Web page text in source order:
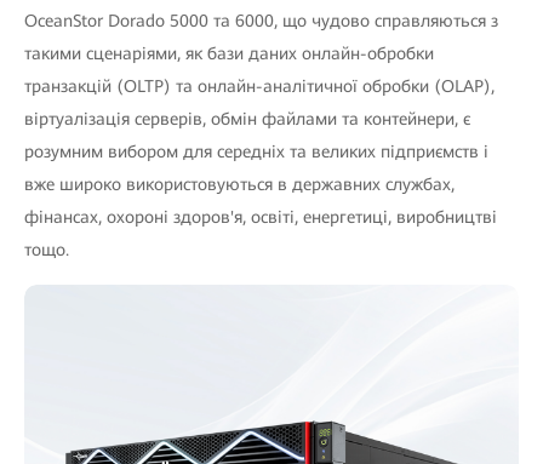
OceanStor Dorado 5000 та 6000, що чудово справляються з
такими сценаріями, як бази даних онлайн-обробки
транзакцій (OLTP) та онлайн-аналітичної обробки (OLAP),
віртуалізація серверів, обмін файлами та контейнери, є
розумним вибором для середніх та великих підприємств і
вже широко використовуються в державних службах,
фінансах, охороні здоров'я, освіті, енергетиці, виробництві
тощо.